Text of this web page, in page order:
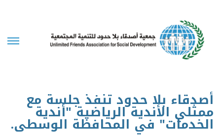
أصدقاء بلا حدود تنفذ جلسة مع
ممثلي الأندية الرياضية "أندية
الخدمات" في المحافظة الوسطى.